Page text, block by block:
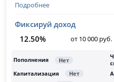
Подробнее
Фиксируй доход
12.50%
от 10 000 руб.